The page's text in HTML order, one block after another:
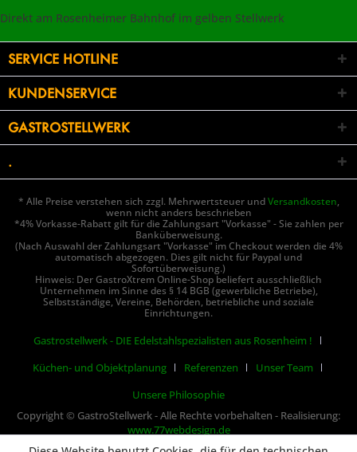
Direkt am Rosenheimer Bahnhof im gelben Stellwerk
SERVICE HOTLINE
KUNDENSERVICE
GASTROSTELLWERK
.
* Alle Preise verstehen sich zzgl. Mehrwertsteuer undVersandkosten,
wenn nicht anders beschrieben
*4% Vorkasse-Rabatt gilt für die Zahlungsart "Vorkasse" - Sie zahlen per
Banküberweisung.
(Nach Auswahl der Zahlungsart "Vorkasse" im Checkout werden die 4%
automatisch abgezogen. Dies gilt nicht für Paypal und
Sofortüberweisung.)
Hinweis: Der GastroXtrem Online-Shop beliefert ausschließlich
Unternehmen im Sinne des § 14 BGB (gewerbliche Betriebe),
Selbstständige, Vereine, Behörden, betriebliche und soziale
Einrichtungen.
Gastrostellwerk - DIE Edelstahlspezialisten aus Rosenheim !
Küchen- und Objektplanung
Referenzen
Unser Team
Unsere Philosophie
Copyright © GastroStellwerk - Alle Rechte vorbehalten - Realisierung:
www.77webdesign.de